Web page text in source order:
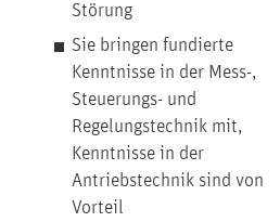
Störung
Sie bringen fundierte
Kenntnisse in der Mess-,
Steuerungs- und
Regelungstechnik mit,
Kenntnisse in der
Antriebstechnik sind von
Vorteil